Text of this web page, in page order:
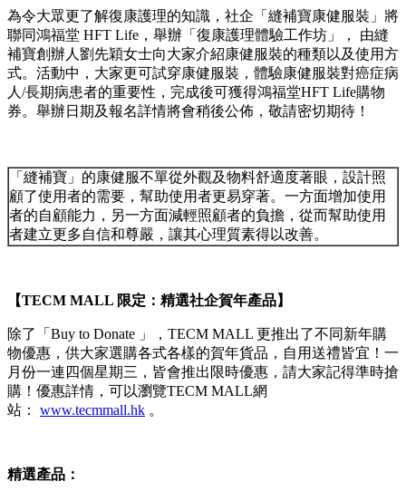
為令大眾更了解復康護理的知識，社企「縫補寶康健服裝」將
聯同鴻福堂 HFT Life，舉辦「復康護理體驗工作坊」， 由縫
補寶創辦人劉先穎女士向大家介紹康健服裝的種類以及使用方
式。活動中，大家更可試穿康健服裝，體驗康健服裝對癌症病
人/長期病患者的重要性，完成後可獲得鴻福堂HFT Life購物
券。舉辦日期及報名詳情將會稍後公佈，敬請密切期待！
「縫補寶」的康健服不單從外觀及物料舒適度著眼，設計照
顧了使用者的需要，幫助使用者更易穿著。一方面增加使用
者的自顧能力，另一方面減輕照顧者的負擔，從而幫助使用
者建立更多自信和尊嚴，讓其心理質素得以改善。
【TECM MALL 限定：精選社企賀年產品】
除了「Buy to Donate 」，TECM MALL 更推出了不同新年購
物優惠，供大家選購各式各樣的賀年貨品，自用送禮皆宜！一
月份一連四個星期三，皆會推出限時優惠，請大家記得準時搶
購！優惠詳情，可以瀏覽TECM MALL網
站： www.tecmmall.hk 。
精選產品：